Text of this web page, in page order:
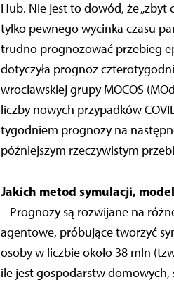
Hub. Nie jest to dowód, że „zbyt
tylko pewnego wycinka czasu
trudno prognozować przebieg
dotyczyła prognoz
wrocławskiej grupy MOCOS
liczby nowych przypadków
tygodniem prognozy na
późniejszym rzeczywistym
Jakich metod symulacji,
– Prognozy są rozwijane na
agentowe, próbujące tworzyć
osoby w liczbie około 38 mln
ile jest gospodarstw domowych,